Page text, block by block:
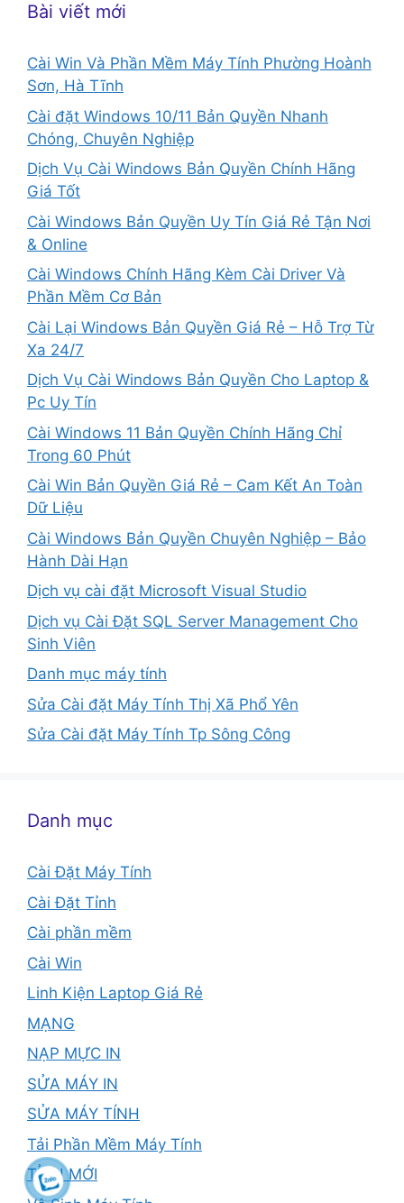
Bài viết mới
Cài Win Và Phần Mềm Máy Tính Phường Hoành
Sơn, Hà Tĩnh
Cài đặt Windows 10/11 Bản Quyền Nhanh
Chóng, Chuyên Nghiệp
Dịch Vụ Cài Windows Bản Quyền Chính Hãng
Giá Tốt
Cài Windows Bản Quyền Uy Tín Giá Rẻ Tận Nơi
& Online
Cài Windows Chính Hãng Kèm Cài Driver Và
Phần Mềm Cơ Bản
Cài Lại Windows Bản Quyền Giá Rẻ – Hỗ Trợ Từ
Xa 24/7
Dịch Vụ Cài Windows Bản Quyền Cho Laptop &
Pc Uy Tín
Cài Windows 11 Bản Quyền Chính Hãng Chỉ
Trong 60 Phút
Cài Win Bản Quyền Giá Rẻ – Cam Kết An Toàn
Dữ Liệu
Cài Windows Bản Quyền Chuyên Nghiệp – Bảo
Hành Dài Hạn
Dịch vụ cài đặt Microsoft Visual Studio
Dịch vụ Cài Đặt SQL Server Management Cho
Sinh Viên
Danh mục máy tính
Sửa Cài đặt Máy Tính Thị Xã Phổ Yên
Sửa Cài đặt Máy Tính Tp Sông Công
Danh mục
Cài Đặt Máy Tính
Cài Đặt Tỉnh
Cài phần mềm
Cài Win
Linh Kiện Laptop Giá Rẻ
MẠNG
NẠP MỰC IN
SỬA MÁY IN
SỬA MÁY TÍNH
Tải Phần Mềm Máy Tính
TỈNH MỚI